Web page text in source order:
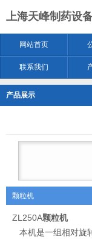
上海天峰制药设
网站首页
联系我们
产品展示
颗粒机
ZL250A颗粒机
本机是一组相对旋